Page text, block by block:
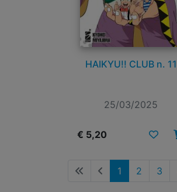
HAIKYU!! CLUB n. 11
25/03/2025
€ 5,20
1 2 3